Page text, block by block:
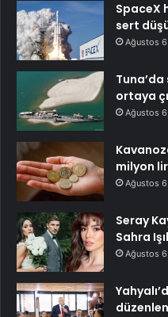
SpaceX
sert
Ağustos
ortaya
Ağustos
milyon
Ağustos
Seray
Sahra
Ağustos